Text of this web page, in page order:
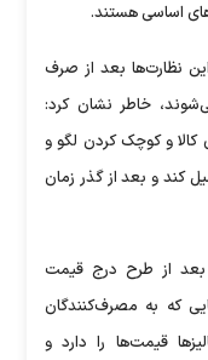
اساسی هستند.
نظارت‌ها بعد از صرف
خاطر نشان کرد:
کالا و کوچک کردن لگو و
کند و بعد از گذر زمان
بعد از طرح درج قیمت
که به مصرف‌کنندگان
قیمت‌ها را دارد و